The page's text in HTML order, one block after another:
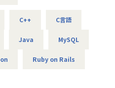
携を密接に行い、技術やノ
深い仕様理解など、技術者
ステップアップも期待する
C++ C言語
Java MySQL
Ruby on Rails